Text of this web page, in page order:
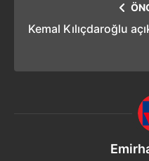
Kemal Kılıçdaroğlu